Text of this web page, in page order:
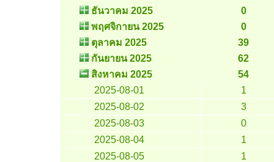
ธันวาคม 2025
0
พฤศจิกายน 2025
0
ตุลาคม 2025
39
กันยายน 2025
62
สิงหาคม 2025
54
2025-08-01
1
2025-08-02
3
2025-08-03
0
2025-08-04
1
2025-08-05
1